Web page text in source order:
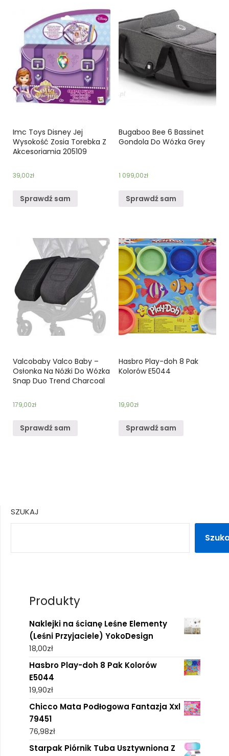
Imc Toys Disney Jej
Wysokość Zosia Torebka Z
Akcesoriamia 205109
39,00zł
Sprawdź sam
Bugaboo Bee 6 Bassinet
Gondola Do Wózka Grey
1 099,00zł
Sprawdź sam
Valcobaby Valco Baby –
Osłonka Na Nóżki Do Wózka
Snap Duo Trend Charcoal
179,00zł
Sprawdź sam
Hasbro Play-doh 8 Pak
Kolorów E5044
19,90zł
Sprawdź sam
SZUKAJ
Produkty
Naklejki na ścianę Leśne Elementy
(Leśni Przyjaciele) YokoDesign
18,00zł
Hasbro Play-doh 8 Pak Kolorów
E5044
19,90zł
Chicco Mata Podłogowa Fantazja Xxl
79451
76,98zł
Starpak Piórnik Tuba Usztywniona Z